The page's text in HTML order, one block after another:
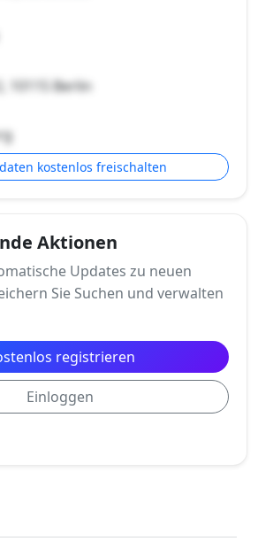
10115 Berlin
kostenlos freischalten
Aktionen
Updates zu neuen
Sie Suchen und verwalten
registrieren
Einloggen